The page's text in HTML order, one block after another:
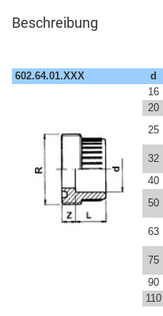
Beschreibung
602.64.01.XXX d
16
20
25
32
40
50
63
75
90
110